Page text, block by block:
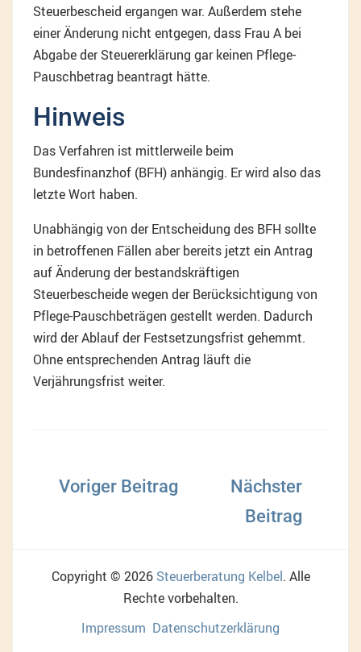
Steuerbescheid ergangen war. Außerdem stehe
einer Änderung nicht entgegen, dass Frau A bei
Abgabe der Steuererklärung gar keinen Pflege-
Pauschbetrag beantragt hätte.
Hinweis
Das Verfahren ist mittlerweile beim
Bundesfinanzhof (BFH) anhängig. Er wird also das
letzte Wort haben.
Unabhängig von der Entscheidung des BFH sollte
in betroffenen Fällen aber bereits jetzt ein Antrag
auf Änderung der bestandskräftigen
Steuerbescheide wegen der Berücksichtigung von
Pflege-Pauschbeträgen gestellt werden. Dadurch
wird der Ablauf der Festsetzungsfrist gehemmt.
Ohne entsprechenden Antrag läuft die
Verjährungsfrist weiter.
Copyright © 2026 Steuerberatung Kelbel. Alle
Rechte vorbehalten.
Impressum Datenschutzerklärung